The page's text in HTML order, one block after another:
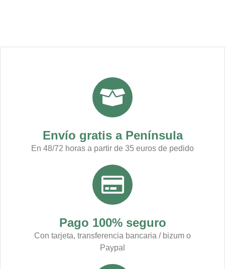
Envío gratis a Península
En 48/72 horas a partir de 35 euros de pedido
Pago 100% seguro
Con tarjeta, transferencia bancaria / bizum o
Paypal